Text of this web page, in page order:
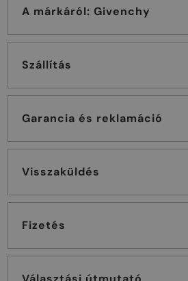
A márkáról: Givenchy
Szállítás
Garancia és reklamáció
Visszaküldés
Fizetés